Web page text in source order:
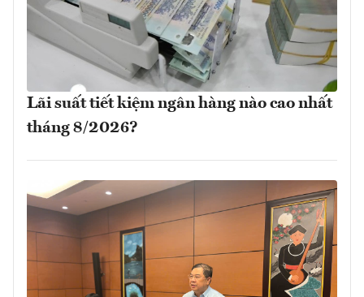
Lãi suất tiết kiệm ngân hàng nào cao nhất
tháng 8/2026?